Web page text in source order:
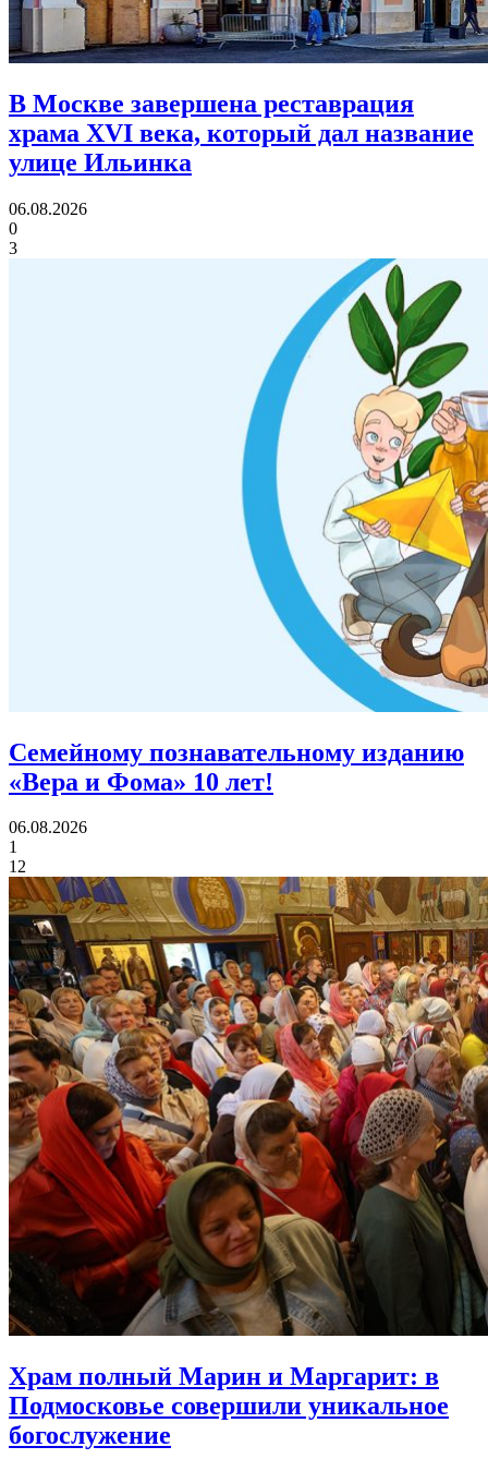
В Москве завершена реставрация
храма XVI века, который дал название
улице Ильинка
06.08.2026
0
3
Семейному познавательному изданию
«Вера и Фома» 10 лет!
06.08.2026
1
12
Храм полный Марин и Маргарит: в
Подмосковье совершили уникальное
богослужение